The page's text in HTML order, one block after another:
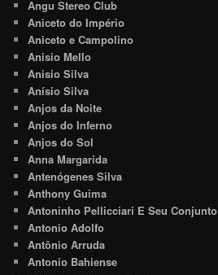
Angu Stereo Club
Aniceto do Império
Aniceto e Campolino
Anisio Mello
Anisio Silva
Anísio Silva
Anjos da Noite
Anjos do Inferno
Anjos do Sol
Anna Margarida
Antenógenes Silva
Anthony Guima
Antoninho Pellicciari E Seu Conjunto
Antonio Adolfo
Antônio Arruda
Antonio Bahiense